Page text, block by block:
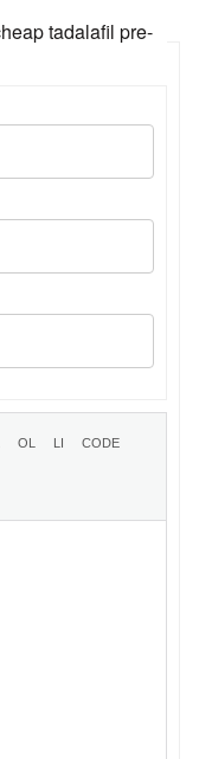
tadalafil pre-